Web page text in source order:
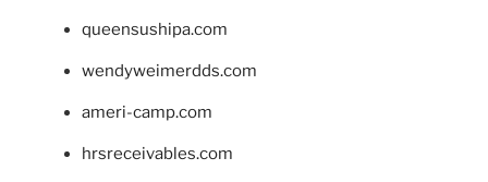
queensushipa.com
wendyweimerdds.com
ameri-camp.com
hrsreceivables.com